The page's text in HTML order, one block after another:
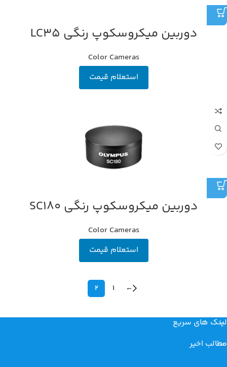
دوربین میکروسکوپ رنگی LC35
Color Cameras
استعلام قیمت
دوربین میکروسکوپ رنگی SC180
Color Cameras
استعلام قیمت
←
1
2
لینک های سریع
مطالب اخیر